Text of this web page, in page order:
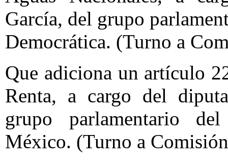
García, del grupo
Democrática. (Turno a
Que adiciona un artículo
Renta, a cargo del
grupo parlamentario
México. (Turno a